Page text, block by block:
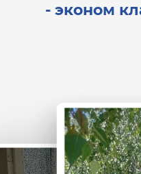
- эконом